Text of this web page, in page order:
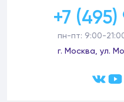
+7
пн-пт: 9:00-
г. Москва, ул.